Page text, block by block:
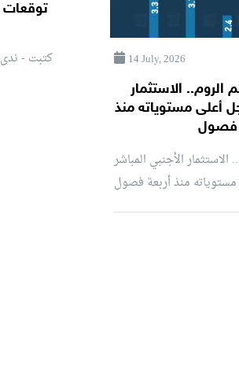
كتبت -
14 July, 2026
الروم.. الاستثمار
أعلى مستوياته منذ
فصول
الأجنبي المباشر
منذ أربعة فصول